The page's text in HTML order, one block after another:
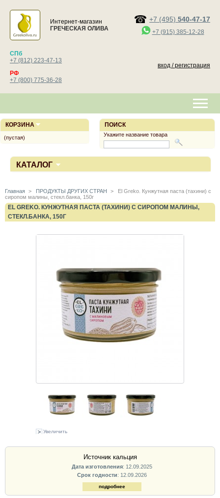
Интернет-магазин
ГРЕЧЕСКАЯ ОЛИВА
+7 (495) 540-47-17
+7 (915) 385-12-28
СПб
+7 (812) 223-47-13
РФ
+7 (800) 775-36-28
вход / регистрация
КАТАЛОГ
Главная > ПРОДУКТЫ ДРУГИХ СТРАН >
El Greko. Кунжутная паста (тахини) с
сиропом малины, стекл.банка, 150г
EL GREKO. КУНЖУТНАЯ ПАСТА (ТАХИНИ) С СИРОПОМ МАЛИНЫ,
СТЕКЛ.БАНКА, 150Г
Увеличить
Источник кальция
Дата изготовления: 12.09.2025
Срок годности: 12.09.2026
подробнее
ПОИСК
Укажите название товара
КОРЗИНА
(пустая)